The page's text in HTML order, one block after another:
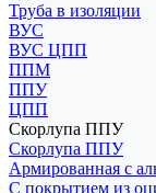
Труба в изоляции
ВУС
ВУС ЦПП
ППМ
ППУ
ЦПП
Скорлупа ППУ
Скорлупа ППУ
Армированная с
С покрытием из